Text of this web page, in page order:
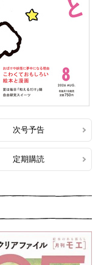
次号予告
定期購読